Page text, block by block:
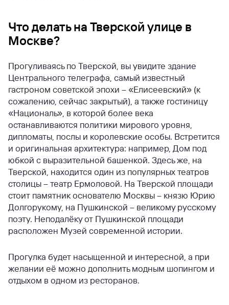
Что делать на Тверской улице в
Москве?
Прогуливаясь по Тверской, вы увидите здание
Центрального телеграфа, самый известный
гастроном советской эпохи – «Елисеевский» (к
сожалению, сейчас закрытый), а также гостиницу
«Националь», в которой более века
останавливаются политики мирового уровня,
дипломаты, послы и королевские особы. Встретится
и оригинальная архитектура: например, Дом под
юбкой с выразительной башенкой. Здесь же, на
Тверской, находится один из популярных театров
столицы – театр Ермоловой. На Тверской площади
стоит памятник основателю Москвы – князю Юрию
Долгорукому, на Пушкинской – великому русскому
поэту. Неподалёку от Пушкинской площади
расположен Музей современной истории.
Прогулка будет насыщенной и интересной, а при
желании её можно дополнить модным шопингом и
отдыхом в одном из ресторанов.